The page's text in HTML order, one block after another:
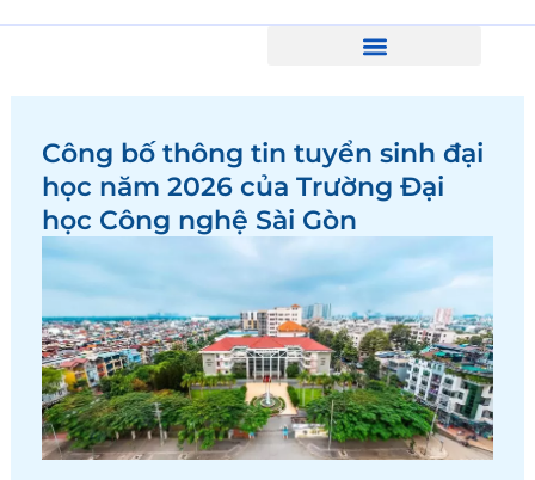
Công bố thông tin tuyển sinh đại
học năm 2026 của Trường Đại
học Công nghệ Sài Gòn